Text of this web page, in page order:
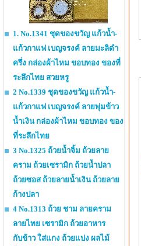
1. No.1341 ชุดของขวัญ แก้วน้ำ-
แก้วกาแฟ เบญจรงค์ ลายมะลิดำ
ครึ่ง กล่องผ้าไหม ขอบทอง ของที่
ระลึกไทย สวยหรู
2 No.1339 ชุดของขวัญ แก้วน้ำ-
แก้วกาแฟ เบญจรงค์ ลายพุ่มข้าว
น้ำเงิน กล่องผ้าไหม ขอบทอง ของ
ที่ระลึกไทย
3 No.1325 ถ้วยน้ำจิ้ม ถ้วยลาย
คราม ถ้วยเซรามิก ถ้วยน้ำปลา
ถ้วยซอส ถ้วยลายน้ำเงิน ถ้วยลาย
ก้างปลา
4 No.1313 ถ้วย ชาม ลายคราม
ลายไทย เซรามิก ถ้วยอาหาร
กับข้าว ใส่แกง ถ้วยแบ่ง ผลไม้